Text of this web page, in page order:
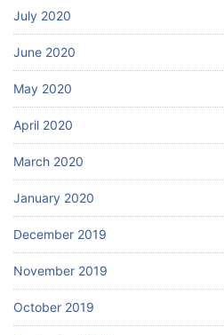
July 2020
June 2020
May 2020
April 2020
March 2020
January 2020
December 2019
November 2019
October 2019